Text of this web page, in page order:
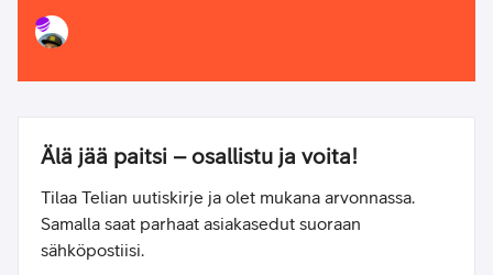
Älä jää paitsi – osallistu ja voita!
Tilaa Telian uutiskirje ja olet mukana arvonnassa.
Samalla saat parhaat asiakasedut suoraan
sähköpostiisi.